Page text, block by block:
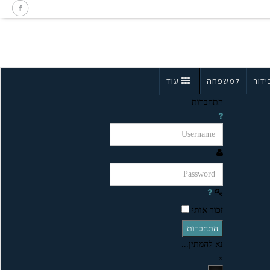
למשפחה עוד
התחברות
זכור אותי
התחברות
נא להמתין...
×